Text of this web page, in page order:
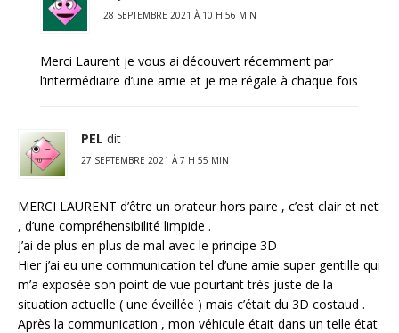
28 SEPTEMBRE 2021 À 10 H 56 MIN
Merci Laurent je vous ai découvert récemment par
l’intermédiaire d’une amie et je me régale à chaque fois
PEL dit :
27 SEPTEMBRE 2021 À 7 H 55 MIN
MERCI LAURENT d’être un orateur hors paire , c’est clair et net
, d’une compréhensibilité limpide .
J’ai de plus en plus de mal avec le principe 3D
Hier j’ai eu une communication tel d’une amie super gentille qui
m’a exposée son point de vue pourtant très juste de la
situation actuelle ( une éveillée ) mais c’était du 3D costaud .
Après la communication , mon véhicule était dans un telle état